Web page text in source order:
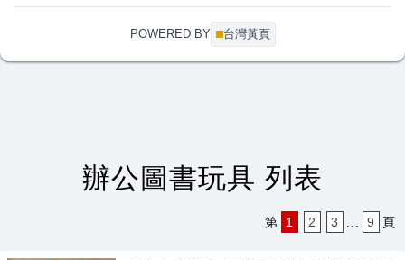
POWERED BY 台灣黃頁
辦公圖書玩具 列表
第 1 2 3 9 頁